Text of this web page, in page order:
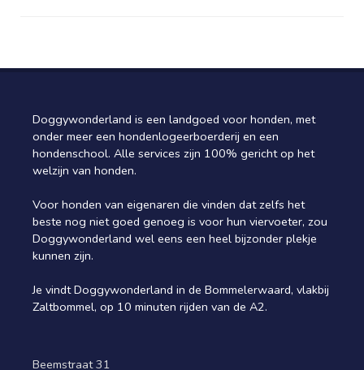
Doggywonderland is een landgoed voor honden, met
onder meer een hondenlogeerboerderij en een
hondenschool. Alle services zijn 100% gericht op het
welzijn van honden.
Voor honden van eigenaren die vinden dat zelfs het
beste nog niet goed genoeg is voor hun viervoeter, zou
Doggywonderland wel eens een heel bijzonder plekje
kunnen zijn.
Je vindt Doggywonderland in de Bommelerwaard, vlakbij
Zaltbommel, op 10 minuten rijden van de A2.
Beemstraat 31